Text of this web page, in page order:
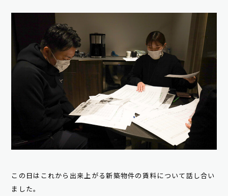
この日はこれから出来上がる新築物件の賃料について話し合い
ました。